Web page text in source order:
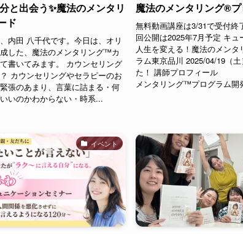
と出会う✨魔法のメンタリ
ド
内田 八千代です。今日は、オリ
した、魔法のメンタリング™︎カ
書いてみます。 カウンセリング
カウンセリングやセラピーのお
張のあまり、言葉に詰まる・何
いのかわからない・時系...
魔法のメンタリング®︎
無料動画講座は3/31で受付終
回公開は2025年7月予定 キュ
人生を変える！魔法のメン
ラム東京品川 2025/04/19（
た！ 講師プロフィ
メンタリング™︎プログラム開
イベント